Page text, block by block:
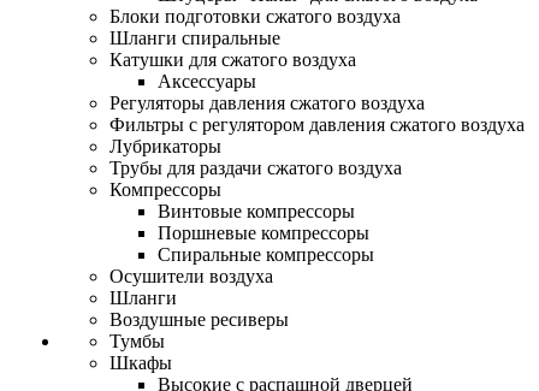
Блоки подготовки сжатого воздуха
Шланги спиральные
Катушки для сжатого воздуха
Аксессуары
Регуляторы давления сжатого воздуха
Фильтры с регулятором давления сжатого воздуха
Лубрикаторы
Трубы для раздачи сжатого воздуха
Компрессоры
Винтовые компрессоры
Поршневые компрессоры
Спиральные компрессоры
Осушители воздуха
Шланги
Воздушные ресиверы
Тумбы
Шкафы
Высокие с распашной дверцей